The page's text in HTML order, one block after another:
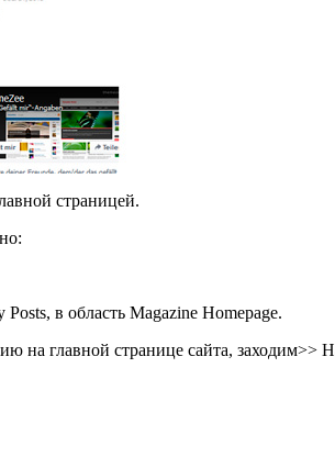
страницей.
в область Magazine Homepage.
на главной странице сайта,